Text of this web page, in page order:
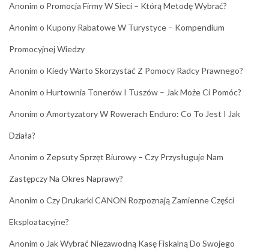
Anonim o Promocja Firmy W Sieci – Którą Metodę Wybrać?
Anonim o Kupony Rabatowe W Turystyce – Kompendium
Promocyjnej Wiedzy
Anonim o Kiedy Warto Skorzystać Z Pomocy Radcy Prawnego?
Anonim o Hurtownia Tonerów I Tuszów – Jak Może Ci Pomóc?
Anonim o Amortyzatory W Rowerach Enduro: Co To Jest I Jak
Działa?
Anonim o Zepsuty Sprzęt Biurowy – Czy Przysługuje Nam
Zastępczy Na Okres Naprawy?
Anonim o Czy Drukarki CANON Rozpoznają Zamienne Części
Eksploatacyjne?
Anonim o Jak Wybrać Niezawodną Kasę Fiskalną Do Swojego